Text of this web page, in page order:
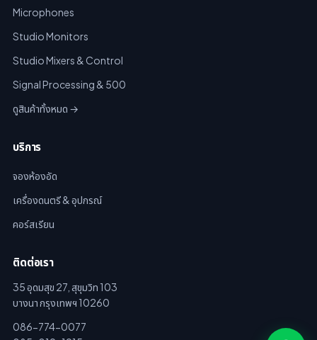
Microphones
Studio Monitors
Studio Mixers & Control
Signal Processing & 500
ดูสินค้าทั้งหมด →
บริการ
จองห้องอัด
เครื่องดนตรี & อุปกรณ์
คอร์สเรียน
ติดต่อเรา
35 อุดมสุข 27, สุขุมวิท 103
บางนา กรุงเทพฯ 10260
086-774-0077